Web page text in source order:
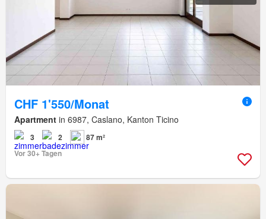
CHF 1'550/Monat
Apartment in 6987, Caslano, Kanton Ticino
3 2
87 m²
Vor 30+ Tagen